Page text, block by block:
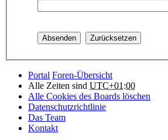
Portal Foren-Übersicht
Alle Zeiten sind UTC+01:00
Alle Cookies des Boards löschen
Datenschutzrichtlinie
Das Team
Kontakt